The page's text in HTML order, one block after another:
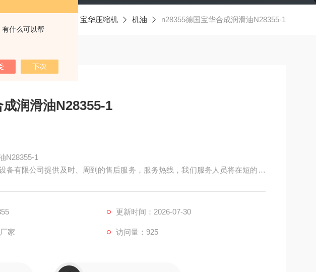
什么可以帮
宝华压缩机 机油 n28355德国宝华合成润滑油N28355-1
润滑油N28355-1
N28355-1
备有限公司提供及时、周到的售后服务，服务热线，我们服务人员将在短的间
更新时间：2026-07-30
家 访问量：925